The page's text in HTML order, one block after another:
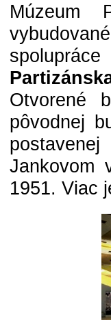
Múzeum
Otvorené
pôvodnej
Jankovom
1951. Viac